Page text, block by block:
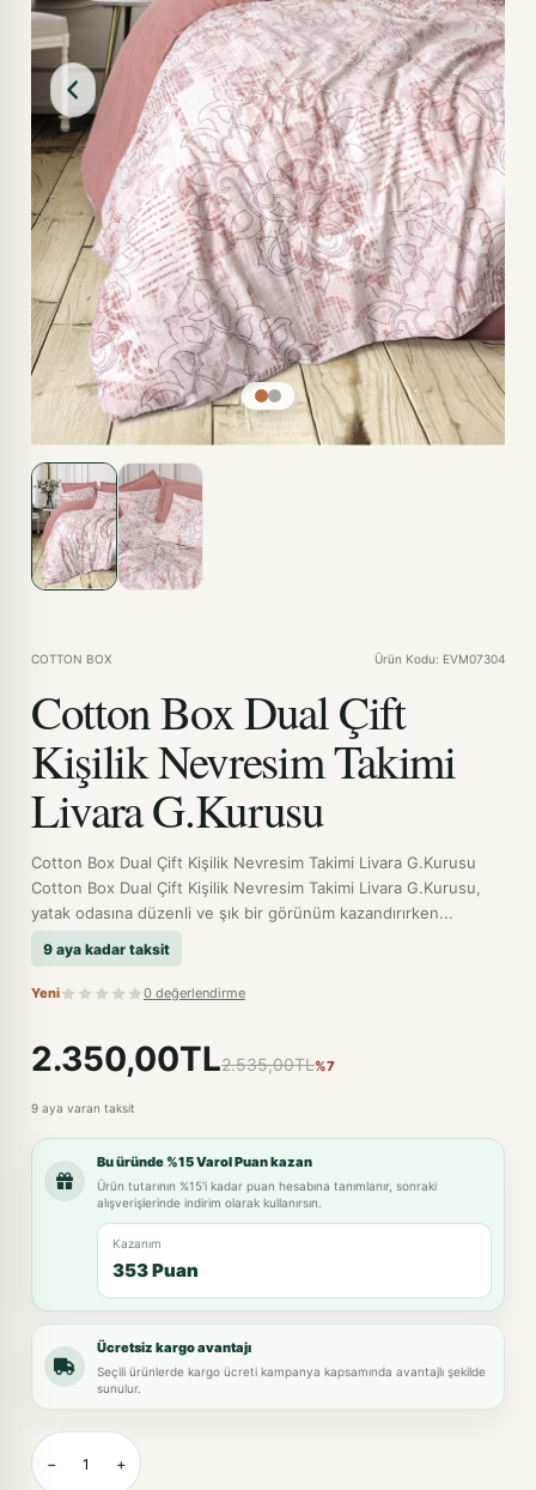
COTTON BOX Ürün Kodu: EVM07304
Cotton Box Dual Çift
Kişilik Nevresim Takimi
Livara G.Kurusu
Cotton Box Dual Çift Kişilik Nevresim Takimi Livara G.Kurusu
Cotton Box Dual Çift Kişilik Nevresim Takimi Livara G.Kurusu,
yatak odasına düzenli ve şık bir görünüm kazandırırken...
9 aya kadar taksit
Yeni 0 değerlendirme
2.350,00TL2.535,00TL%7
9 aya varan taksit
Bu üründe %15 Varol Puan kazan
Ürün tutarının %15'i kadar puan hesabına tanımlanır, sonraki
alışverişlerinde indirim olarak kullanırsın.
Kazanım
353 Puan
Ücretsiz kargo avantajı
Seçili ürünlerde kargo ücreti kampanya kapsamında avantajlı şekilde
sunulur.
− +